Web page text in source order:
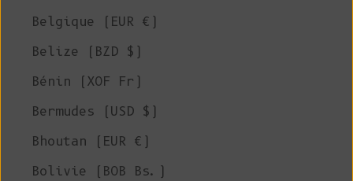
Belgique (EUR €)
Belize (BZD $)
Bénin (XOF Fr)
Bermudes (USD $)
Bhoutan (EUR €)
Bolivie (BOB Bs.)